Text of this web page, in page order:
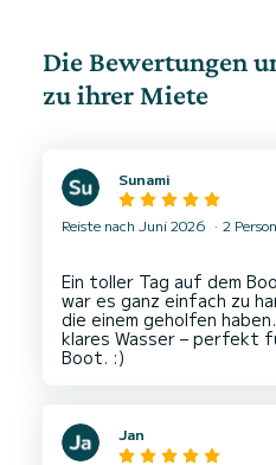
Die Bewertungen
zu ihrer Miete
Sunami
Reiste nach Juni 2026 2
Ein toller Tag auf dem
war es ganz einfach zu
die einem geholfen
klares Wasser – perfekt
Jan